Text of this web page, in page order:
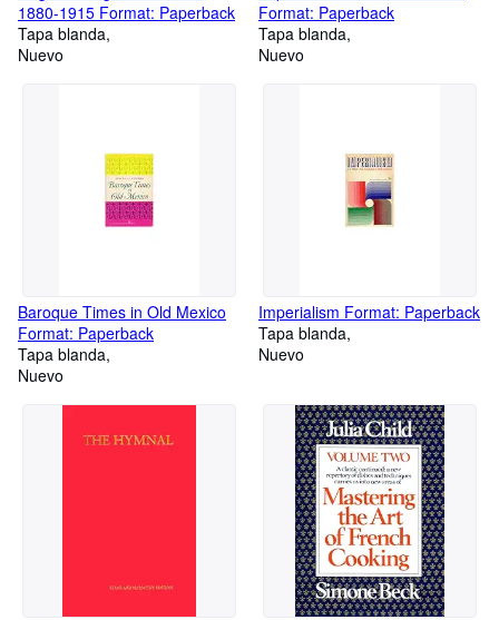
1880-1915 Format: Paperback
Tapa blanda
Nuevo
Format: Paperback
Tapa blanda
Nuevo
Baroque Times in Old Mexico
Format: Paperback
Tapa blanda
Nuevo
Imperialism Format: Paperback
Tapa blanda
Nuevo